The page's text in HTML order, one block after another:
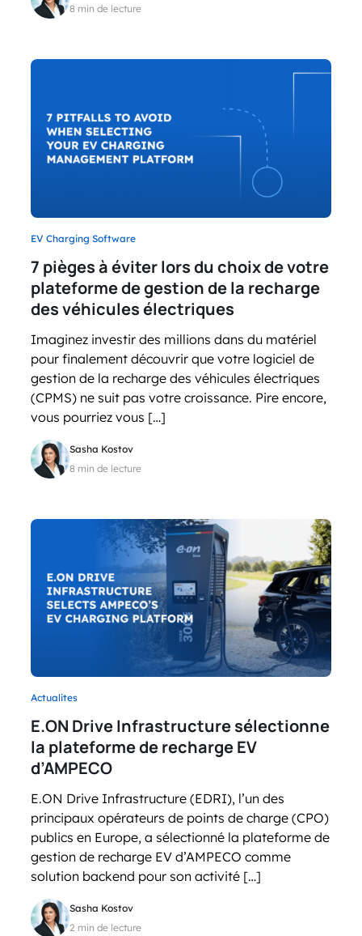
8 min de lecture
EV Charging Software
7 pièges à éviter lors du choix de votre
plateforme de gestion de la recharge
des véhicules électriques
Imaginez investir des millions dans du matériel
pour finalement découvrir que votre logiciel de
gestion de la recharge des véhicules électriques
(CPMS) ne suit pas votre croissance. Pire encore,
vous pourriez vous […]
Sasha Kostov
8 min de lecture
Actualites
E.ON Drive Infrastructure sélectionne
la plateforme de recharge EV
d’AMPECO
E.ON Drive Infrastructure (EDRI), l’un des
principaux opérateurs de points de charge (CPO)
publics en Europe, a sélectionné la plateforme de
gestion de recharge EV d’AMPECO comme
solution backend pour son activité […]
Sasha Kostov
2 min de lecture